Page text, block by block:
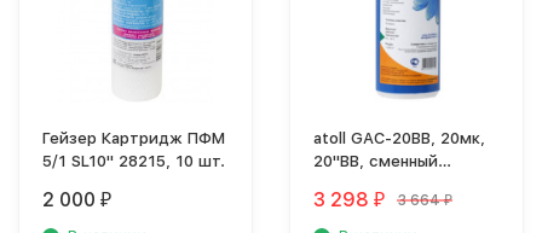
Гейзер Картридж ПФМ
5/1 SL10" 28215, 10 шт.
2 000 ₽
atoll GAC-20BB, 20мк,
20"BB, сменный
3 298 ₽ 3 664 ₽